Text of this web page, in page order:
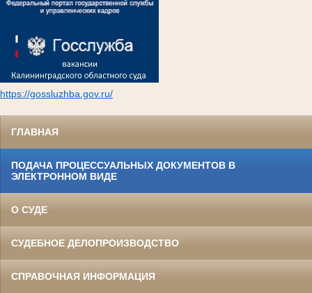
https://gossluzhba.gov.ru/
ГЛАВНАЯ
ПОДАЧА ПРОЦЕССУАЛЬНЫХ ДОКУМЕНТОВ В
ЭЛЕКТРОННОМ ВИДЕ
О СУДЕ
СУДЕБНОЕ ДЕЛОПРОИЗВОДСТВО
СПРАВОЧНАЯ ИНФОРМАЦИЯ